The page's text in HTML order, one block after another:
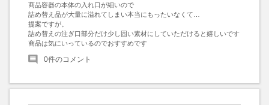
商品容器の本体の入れ口が細いので
詰め替え品が大量に溢れてしまい本当にもったいなくて…
提案ですが。
詰め替えの注ぎ口部分だけ少し固い素材にしていただけると嬉しいです
商品は気にいっているのでおすすめです
0件のコメント